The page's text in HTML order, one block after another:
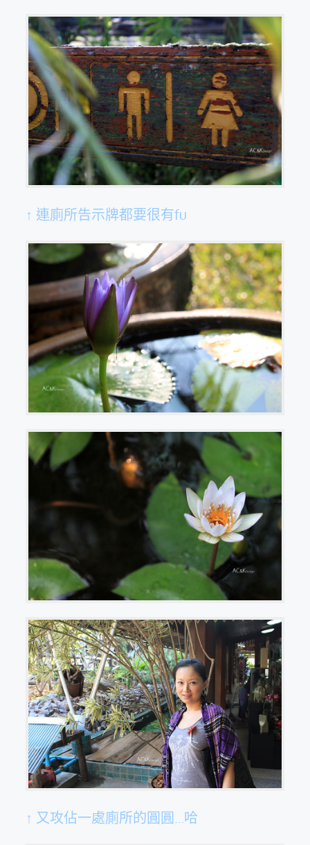
↑ 連廁所告示牌都要很有fu
↑ 又攻佔一處廁所的圓圓…哈